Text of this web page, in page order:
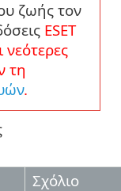
ζωής τον
ESET
νεότερες
τη
.
Σχόλιο